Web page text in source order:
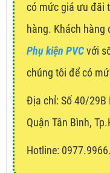
có mức giá ưu đãi
hàng. Khách hàng
Phụ kiện PVCvới
chúng tôi để có
Địa chỉ: Số 40/29B
Quận Tân Bình,
Hotline: